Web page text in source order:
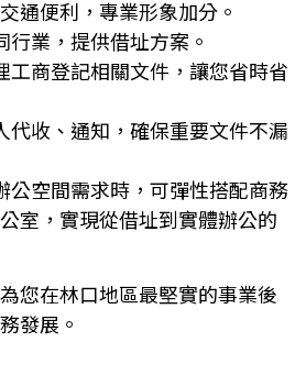
通便利，專業形象加分。
業，提供借址方案。
商登記相關文件，讓您省時省
收、通知，確保重要文件不漏
空間需求時，可彈性搭配商務
室，實現從借址到實體辦公的
您在林口地區最堅實的事業後
發展。